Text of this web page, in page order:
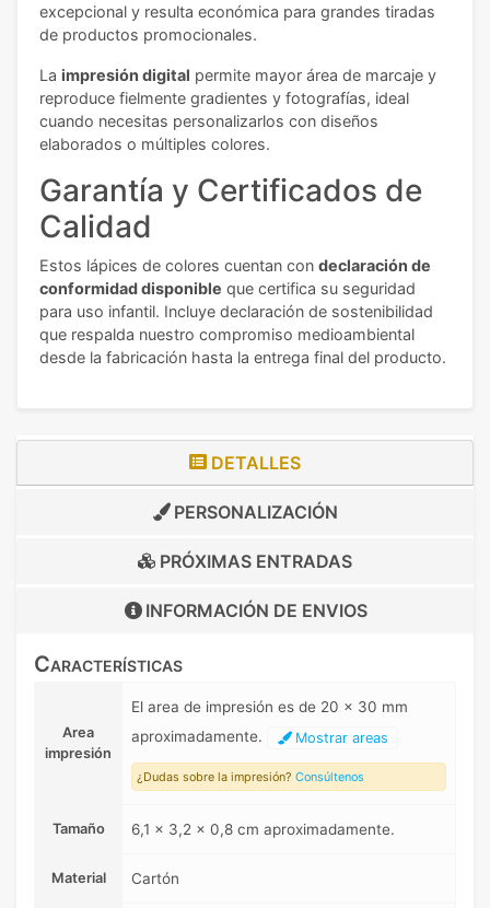
excepcional y resulta económica para grandes tiradas
de productos promocionales.
La impresión digital permite mayor área de marcaje y
reproduce fielmente gradientes y fotografías, ideal
cuando necesitas personalizarlos con diseños
elaborados o múltiples colores.
Garantía y Certificados de
Calidad
Estos lápices de colores cuentan con declaración de
conformidad disponible que certifica su seguridad
para uso infantil. Incluye declaración de sostenibilidad
que respalda nuestro compromiso medioambiental
desde la fabricación hasta la entrega final del producto.
DETALLES
PERSONALIZACIÓN
PRÓXIMAS ENTRADAS
INFORMACIÓN DE ENVIOS
Características
Area
impresión
El area de impresión es de 20 x 30 mm
aproximadamente.
Mostrar areas
¿Dudas sobre la impresión? Consúltenos
Tamaño 6,1 x 3,2 x 0,8 cm aproximadamente.
Material Cartón